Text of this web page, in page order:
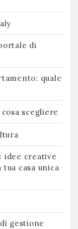
di
quale
scegliere
idee creative
casa unica
gestione